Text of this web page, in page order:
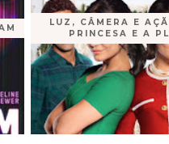
LUZ, CÂMERA E
PRINCESA E A